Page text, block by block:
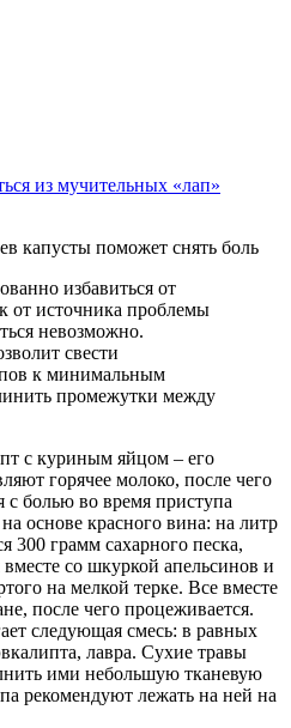
из мучительных «лап»
капусты поможет снять боль
избавиться от
от источника проблемы
невозможно.
свести
к минимальным
промежутки между
с куриным яйцом – его
горячее молоко, после чего
болью во время приступа
основе красного вина: на литр
300 грамм сахарного песка,
со шкуркой апельсинов и
на мелкой терке. Все вместе
после чего процеживается.
следующая смесь: в равных
лавра. Сухие травы
ими небольшую тканевую
рекомендуют лежать на ней на